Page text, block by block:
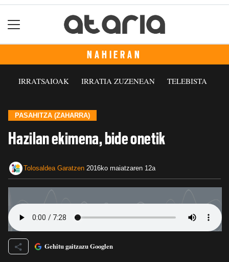
NAHIERAN
IRRATSAIOAK IRRATIA ZUZENEAN TELEBISTA
PASAHITZA (ZAHARRA)
Hazilan ekimena, bide onetik
Tolosaldea Garatzen 2016ko maiatzaren 12a
Gehitu gaitzazu Googlen